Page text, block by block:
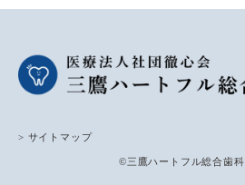
> サイトマップ
©三鷹ハートフル総合歯